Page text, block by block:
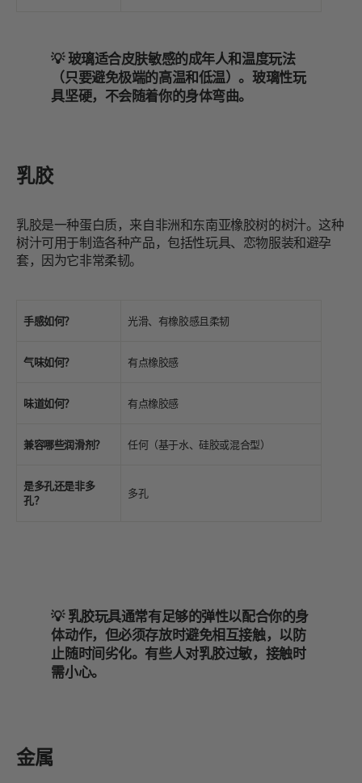
💡 玻璃适合皮肤敏感的成年人和温度玩法
（只要避免极端的高温和低温）。玻璃性玩
具坚硬，不会随着你的身体弯曲。
乳胶
乳胶是一种蛋白质，来自非洲和东南亚橡胶树的树汁。这种
树汁可用于制造各种产品，包括性玩具、恋物服装和避孕
套，因为它非常柔韧。
手感如何？ 光滑、有橡胶感且柔韧
气味如何？ 有点橡胶感
味道如何？ 有点橡胶感
兼容哪些润滑剂？ 任何（基于水、硅胶或混合型）
是多孔还是非多
孔？
多孔
💡 乳胶玩具通常有足够的弹性以配合你的身
体动作，但必须存放时避免相互接触，以防
止随时间劣化。有些人对乳胶过敏，接触时
需小心。
金属